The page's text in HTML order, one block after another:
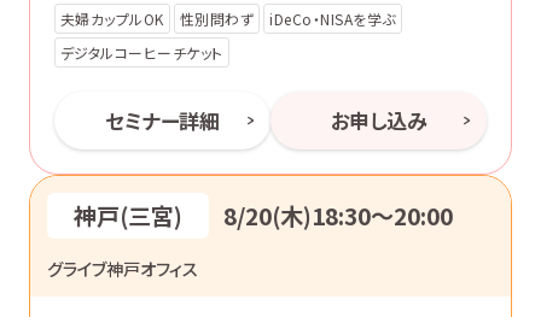
夫婦カップルOK 性別問わず
iDeCo・NISAを学ぶ
デジタルコーヒーチケット
セミナー詳細 お申し込み
神戸(三宮) 8/20(木)18:30〜20:00
グライブ神戸オフィス